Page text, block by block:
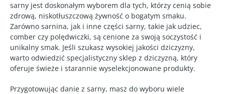
sarny jest doskonałym wyborem dla tych, którzy cenią sobie
zdrową, niskotłuszczową żywność o bogatym smaku.
Zarówno sarnina, jak i inne części sarny, takie jak udziec,
comber czy polędwiczki, są cenione za swoją soczystość i
unikalny smak. Jeśli szukasz wysokiej jakości dziczyzny,
warto odwiedzić specjalistyczny sklep z dziczyzną, który
oferuje świeże i starannie wyselekcjonowane produkty.
Przygotowując danie z sarny, masz do wyboru wiele